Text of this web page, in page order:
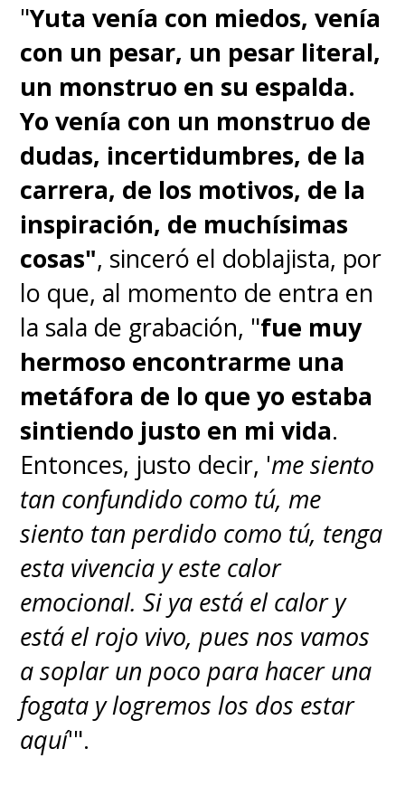
"Yuta venía con miedos, venía
con un pesar, un pesar literal,
un monstruo en su espalda.
Yo venía con un monstruo de
dudas, incertidumbres, de la
carrera, de los motivos, de la
inspiración, de muchísimas
cosas", sinceró el doblajista, por
lo que, al momento de entra en
la sala de grabación, "fue muy
hermoso encontrarme una
metáfora de lo que yo estaba
sintiendo justo en mi vida.
Entonces, justo decir, 'me siento
tan confundido como tú, me
siento tan perdido como tú, tenga
esta vivencia y este calor
emocional. Si ya está el calor y
está el rojo vivo, pues nos vamos
a soplar un poco para hacer una
fogata y logremos los dos estar
aquí'".